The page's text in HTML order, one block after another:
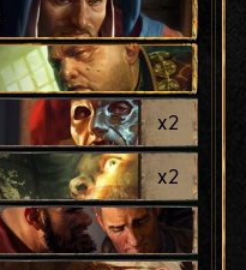
x2
x2